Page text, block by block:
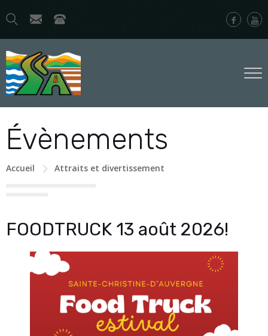
Évènements
Accueil Attraits et divertissement
FOODTRUCK 13 août 2026!